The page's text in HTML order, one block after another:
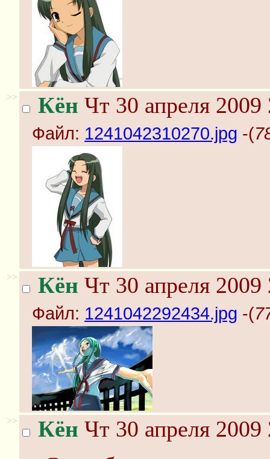
>> Кён Чт 30 апреля 2009
Файл: 1241042310270.jpg -(
>> Кён Чт 30 апреля 2009
Файл: 1241042292434.jpg -(
>> Кён Чт 30 апреля 2009